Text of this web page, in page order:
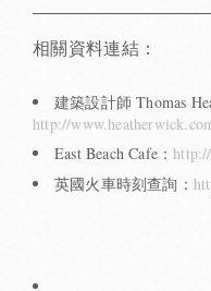
相關資料連結：
建築設計師 Thomas
http://
East Beach Cafe：
英國火車時刻查詢：